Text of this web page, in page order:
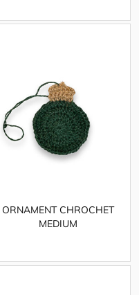
ORNAMENT CHROCHET
MEDIUM